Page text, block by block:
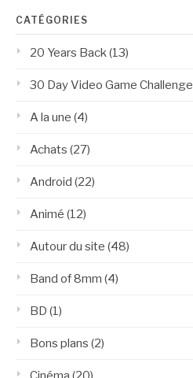
CATÉGORIES
20 Years Back(13)
30 Day Video Game Challenge
A la une (4)
Achats (27)
Android (22)
Animé (12)
Autour du site (48)
Band of 8mm (4)
BD (1)
Bons plans (2)